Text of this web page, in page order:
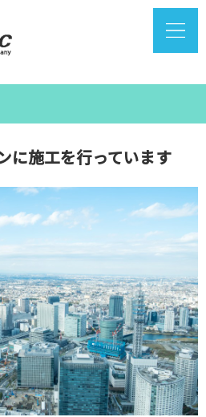
に施工を行っています